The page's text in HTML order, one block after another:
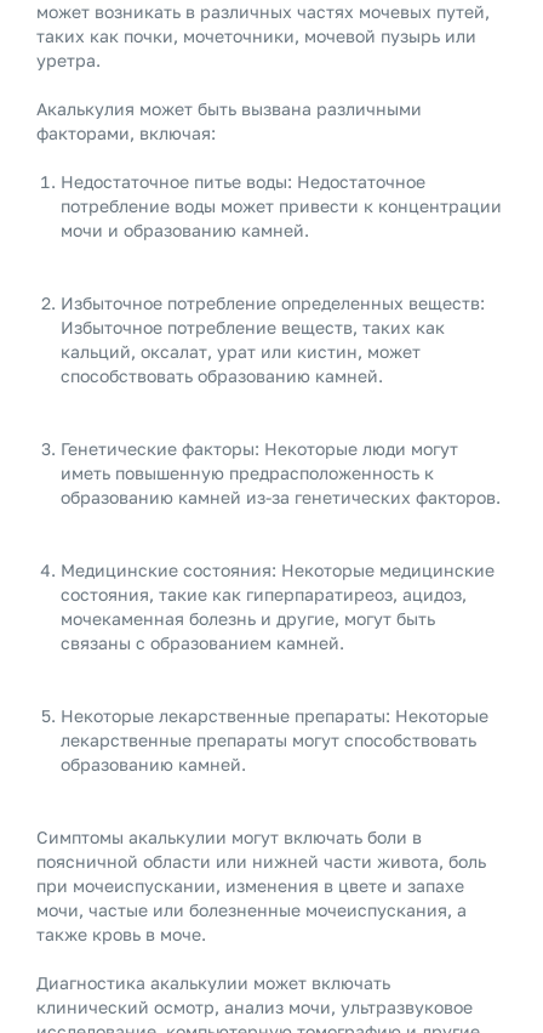
может возникать в различных частях мочевых путей,
таких как почки, мочеточники, мочевой пузырь или
уретра.
Акалькулия может быть вызвана различными
факторами, включая:
Недостаточное питье воды: Недостаточное
потребление воды может привести к концентрации
мочи и образованию камней.
Избыточное потребление определенных веществ:
Избыточное потребление веществ, таких как
кальций, оксалат, урат или кистин, может
способствовать образованию камней.
Генетические факторы: Некоторые люди могут
иметь повышенную предрасположенность к
образованию камней из-за генетических факторов.
Медицинские состояния: Некоторые медицинские
состояния, такие как гиперпаратиреоз, ацидоз,
мочекаменная болезнь и другие, могут быть
связаны с образованием камней.
Некоторые лекарственные препараты: Некоторые
лекарственные препараты могут способствовать
образованию камней.
Симптомы акалькулии могут включать боли в
поясничной области или нижней части живота, боль
при мочеиспускании, изменения в цвете и запахе
мочи, частые или болезненные мочеиспускания, а
также кровь в моче.
Диагностика акалькулии может включать
клинический осмотр, анализ мочи, ультразвуковое